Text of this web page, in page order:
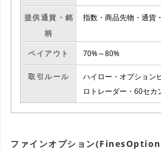
提供通貨・銘
柄
指数・商品先物・通貨
ペイアウト 70%～80%
取引ルール
ハイロー・オプション
ロトレーダー・60セカ
ファインオプション